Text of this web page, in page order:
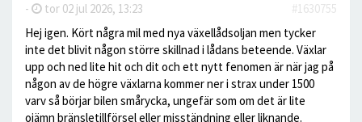
- tor 02 jul 2026, 13:23
#1630755
Hej igen. Kört några mil med nya växellådsoljan men tycker
inte det blivit någon större skillnad i lådans beteende. Växlar
upp och ned lite hit och dit och ett nytt fenomen är när jag på
någon av de högre växlarna kommer ner i strax under 1500
varv så börjar bilen smårycka, ungefär som om det är lite
ojämn bränsletillförsel eller misständning eller liknande.